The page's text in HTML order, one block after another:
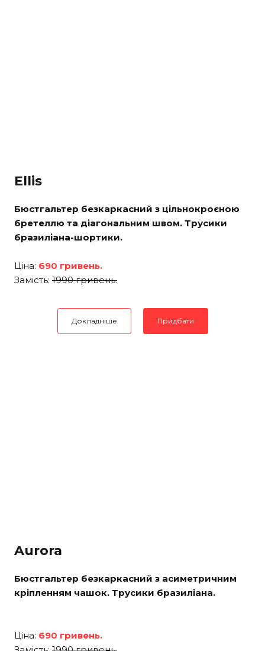
Ellis
Бюстгальтер безкаркасний з цільнокроєною
бретеллю та діагональним швом. Трусики
бразиліана-шортики.
Ціна: 690 гривень.
Замість: 1990 гривень.
Докладніше Придбати
Aurora
Бюстгальтер безкаркасний з асиметричним
кріпленням чашок. Трусики бразиліана.
Ціна: 690 гривень.